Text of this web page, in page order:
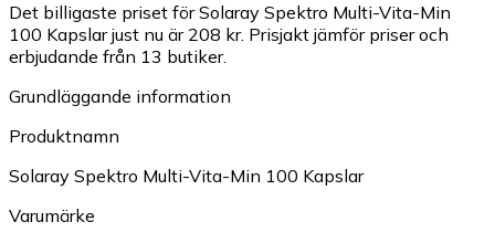
Det billigaste priset för Solaray Spektro Multi-Vita-Min
100 Kapslar just nu är 208 kr. Prisjakt jämför priser och
erbjudande från 13 butiker.
Grundläggande information
Produktnamn
Solaray Spektro Multi-Vita-Min 100 Kapslar
Varumärke